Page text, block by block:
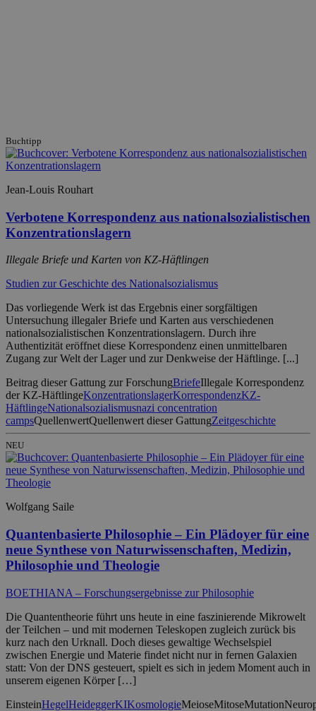
Buchtipp
Jean-Louis Rouhart
Verbotene Korrespondenz aus nationalsozialistischen
Konzentrationslagern
Illegale Briefe und Karten von KZ-Häftlingen
Studien zur Geschichte des Nationalsozialismus
Das vorliegende Werk ist das Ergebnis einer sorgfältigen
Untersuchung illegaler Briefe und Karten aus verschiedenen
nationalsozialistischen Konzentrationslagern. Durch ihre
Authentizität eröffnet diese Korrespondenz einen unmittelbaren
Zugang zur Welt der Lager und zur Denkweise der Häftlinge. [...]
Beitrag dieser Gattung zur ForschungBriefeIllegale Korrespondenz
der KZ-HäftlingeKonzentrationslagerKorrespondenzKZ-
HäftlingeNationalsozialismusnazi concentration
campsQuellenwertQuellenwert dieser GattungZeitgeschichte
NEU
Wolfgang Saile
Quantenbasierte Philosophie – Ein Plädoyer für eine
neue Synthese von Naturwissenschaften, Medizin,
Philosophie und Theologie
BOETHIANA – Forschungsergebnisse zur Philosophie
Die Quantentheorie führt uns heute in eine faszinierende Mikrowelt
der Teilchen – und mit modernen Teleskopen zugleich zurück bis
kurz nach den Urknall. Doch dieses gewaltige Wechselspiel
zwischen Energie und Materie findet nicht nur in fernen Galaxien
statt: Von der DNS gesteuert, spielt es sich in jedem Moment auch in
unserem eigenen Körper […]
EinsteinHegelHeideggerKIKosmologieMeioseMitoseMutation